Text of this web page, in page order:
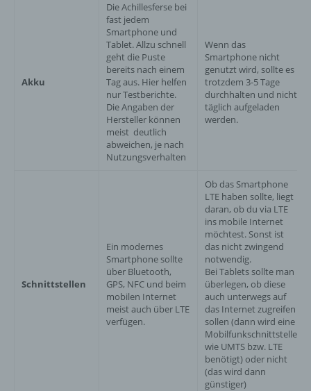
Akku
Die Achillesferse bei
fast jedem
Smartphone und
Tablet. Allzu schnell
geht die Puste
bereits nach einem
Tag aus. Hier helfen
nur Testberichte.
Die Angaben der
Hersteller können
meist deutlich
abweichen, je nach
Nutzungsverhalten
Wenn das
Smartphone nicht
genutzt wird, sollte es
trotzdem 3-5 Tage
durchhalten und nicht
täglich aufgeladen
werden.
Schnittstellen
Ein modernes
Smartphone sollte
über Bluetooth,
GPS, NFC und beim
mobilen Internet
meist auch über LTE
verfügen.
Ob das Smartphone
LTE haben sollte, liegt
daran, ob du via LTE
ins mobile Internet
möchtest. Sonst ist
das nicht zwingend
notwendig.
Bei Tablets sollte man
überlegen, ob diese
auch unterwegs auf
das Internet zugreifen
sollen (dann wird eine
Mobilfunkschnittstelle
wie UMTS bzw. LTE
benötigt) oder nicht
(das wird dann
günstiger)